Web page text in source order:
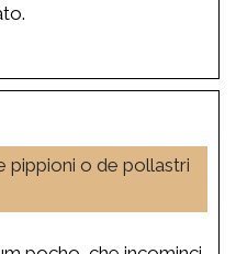
pippioni o de pollastri